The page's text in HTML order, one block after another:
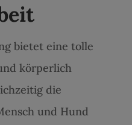
bietet eine tolle
körperlich
die
und Hund